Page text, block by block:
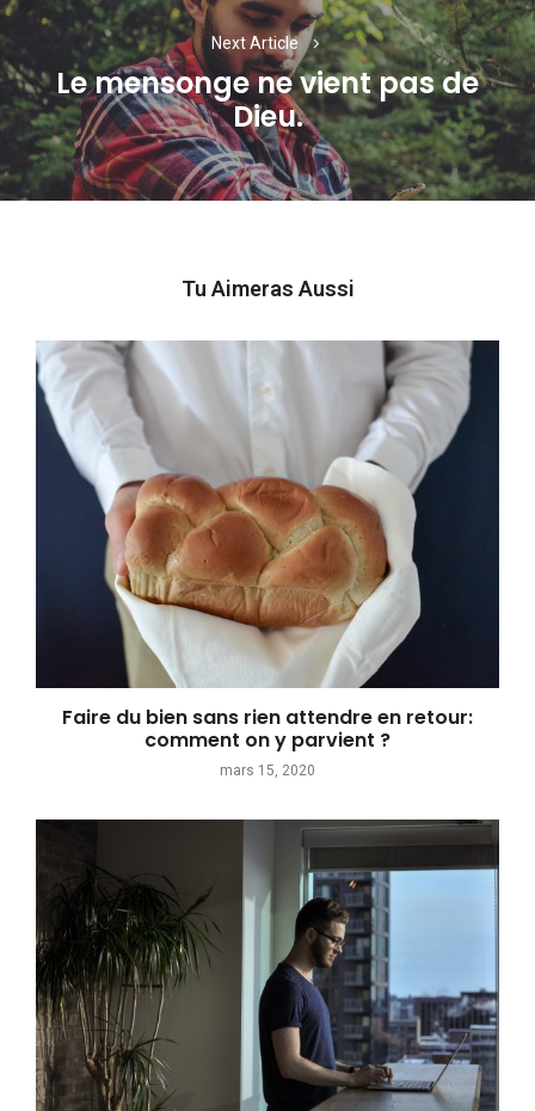
Next Article
Next
post:
Le mensonge ne vient pas de
Dieu.
Tu Aimeras Aussi
Faire du bien sans rien attendre en retour:
comment on y parvient ?
mars 15, 2020